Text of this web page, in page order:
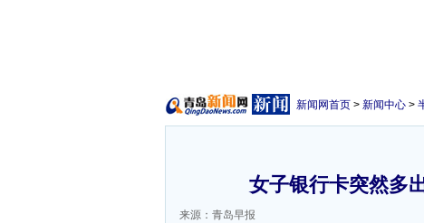
新闻网首页 > 新闻中心 >
女子银行卡突然多
来源：青岛早报